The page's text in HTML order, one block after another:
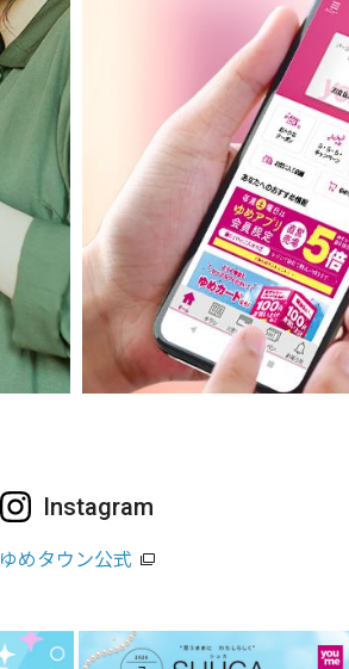
Instagram
ゆめタウン公式